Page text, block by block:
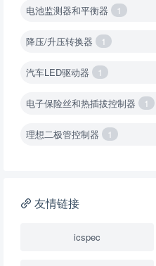
电池监测器和平衡器 1
降压/升压转换器 1
汽车LED驱动器 1
电子保险丝和热插拔控制器 1
理想二极管控制器 1
降压转换器（继承开关）
友情链接
icspec